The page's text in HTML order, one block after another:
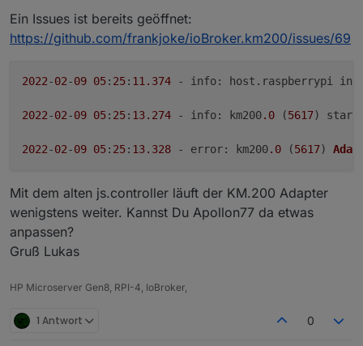
Ein Issues ist bereits geöffnet:
https://github.com/frankjoke/ioBroker.km200/issues/69
2022-02-09 05: 25: 11.374 - info: host. raspberrypi
2022-02-09 05: 25: 13.274 - info: km200.0 (5617)
2022-02-09 05: 25: 13.328 - error: km200.0 (5617)
Mit dem alten js.controller läuft der KM.200 Adapter
wenigstens weiter. Kannst Du Apollon77 da etwas
anpassen?
Gruß Lukas
HP Microserver Gen8, RPI-4, IoBroker,
1 Antwort 0